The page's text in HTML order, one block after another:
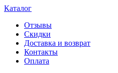
Каталог
Отзывы
Скидки
Доставка и возврат
Контакты
Оплата